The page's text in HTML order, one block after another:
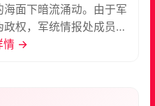
面下暗流涌动。由于军
权，军统情报处成员余
南京刺杀叛徒，却意外走
情 →